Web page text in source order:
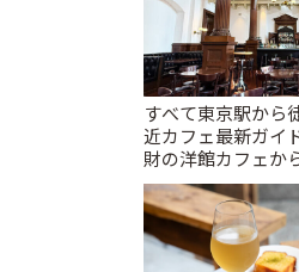
すべて東京駅から
近カフェ最新ガイ
財の洋館カフェか
レトロ喫茶まで~ |